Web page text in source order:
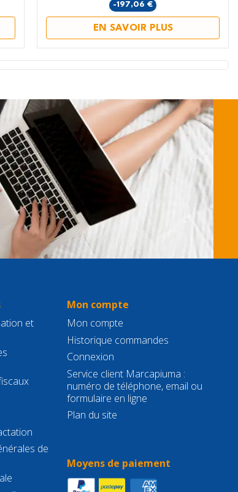
-197,06 €
EN SAVOIR PLUS
et
de
Mon compte
Mon compte
Historique commandes
Connexion
Service client Marcapiuma :
numéro de téléphone, email ou
formulaire en ligne
Plan du site
Moyens de paiement